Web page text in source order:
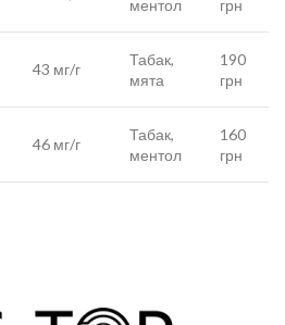
ментол
грн
43 мг/г
Табак,
мята
190
грн
46 мг/г
Табак,
ментол
160
грн